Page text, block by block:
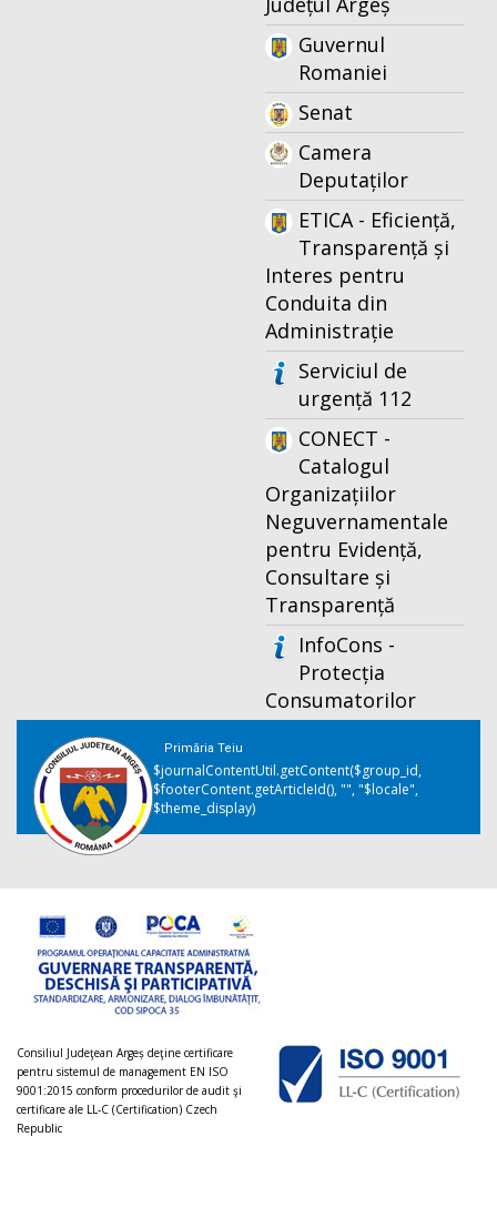
Guvernul
Romaniei
Senat
Camera
Deputaților
ETICA - Eficiență,
Transparență și
Interes pentru
Conduita din
Administrație
Serviciul de
urgență 112
CONECT -
Catalogul
Organizațiilor
Neguvernamentale
pentru Evidență,
Consultare și
Transparență
InfoCons -
Protecția
Consumatorilor
Primăria Teiu
$journalContentUtil.getContent($group_id,
$footerContent.getArticleId(), "", "$locale",
$theme_display)
Consiliul Judeţean Argeș deţine certificare
pentru sistemul de management EN ISO
9001:2015 conform procedurilor de audit şi
certificare ale LL-C (Certification) Czech
Republic